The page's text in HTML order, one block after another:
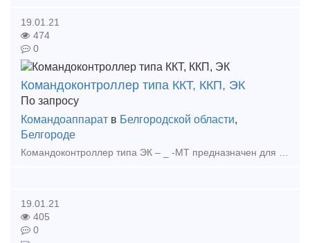
19.01.21
474
0
Командоконтроллер типа ККТ, ККП, ЭК
По запросу
Командоаппарат в Белгородской области,
Белгороде
Командоконтроллер типа ЭК – _ -МТ предназначен для дистанционного электрического управления аппаратами электротехнических устройств электроприводов экскаваторных установок. Командоконтролле
19.01.21
405
0